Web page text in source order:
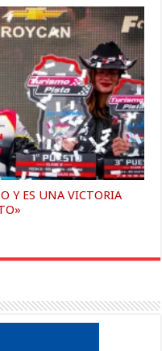
Y ES UNA VICTORIA